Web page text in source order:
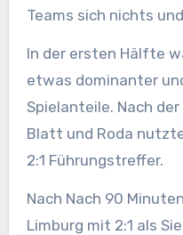
Teams sich nichts
In der ersten Hälfte
etwas dominanter
Spielanteile. Nach
Blatt und Roda
2:1 Führungstreffer.
Nach Nach 90
Limburg mit 2:1 als